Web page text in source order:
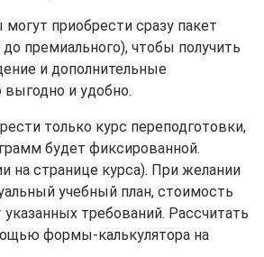
приобрести сразу пакет
до премиального), чтобы получить
и дополнительные
и удобно.
только курс переподготовки,
будет фиксированной.
на странице курса). При желании
учебный план, стоимость
требований. Рассчитать
формы-калькулятора на